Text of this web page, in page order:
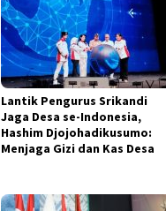
Lantik Pengurus Srikandi
Jaga Desa se-Indonesia,
Hashim Djojohadikusumo:
Menjaga Gizi dan Kas Desa